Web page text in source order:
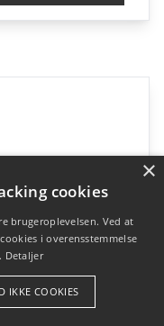
×
cookies
brugeroplevelsen. Ved at
i overensstemmelse
Detaljer
IKKE COOKIES